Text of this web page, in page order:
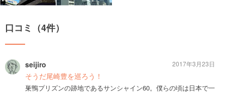
口コミ（4件）
seijiro
そうだ尾崎豊を巡ろう！
巣鴨プリズンの跡地であるサンシャイン60。僕らの頃は日本で一
2017年3月23日